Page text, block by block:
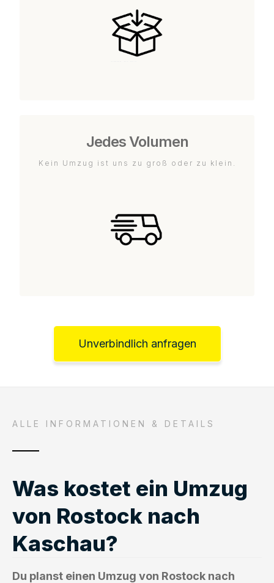
Jedes Volumen
Kein Umzug ist uns zu groß oder zu klein.
Unverbindlich anfragen
ALLE INFORMATIONEN & DETAILS
Was kostet ein Umzug
von Rostock nach
Kaschau?
Du planst einen Umzug von Rostock nach